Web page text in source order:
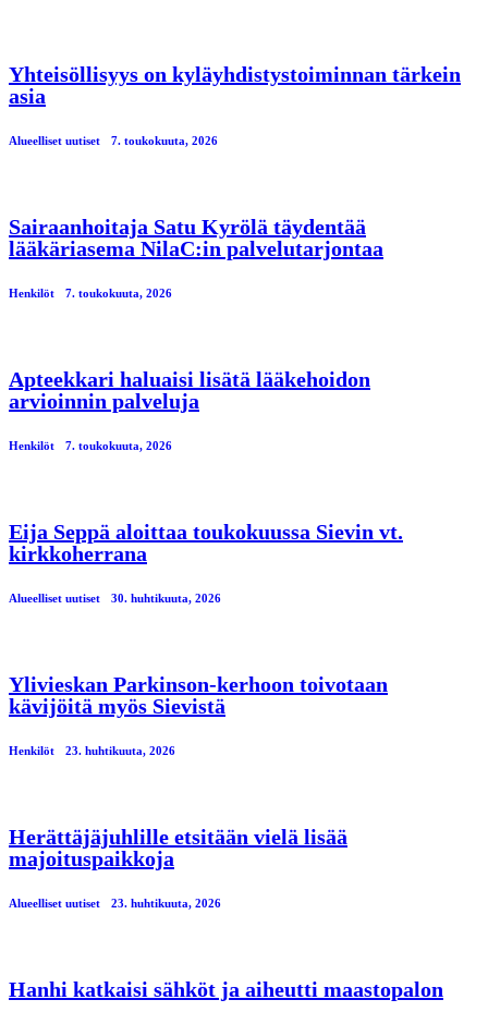
Yhteisöllisyys on kyläyhdistystoiminnan tärkein
asia
Alueelliset uutiset 7. toukokuuta, 2026
Sairaanhoitaja Satu Kyrölä täydentää
lääkäriasema NilaC:in palvelutarjontaa
Henkilöt 7. toukokuuta, 2026
Apteekkari haluaisi lisätä lääkehoidon
arvioinnin palveluja
Henkilöt 7. toukokuuta, 2026
Eija Seppä aloittaa toukokuussa Sievin vt.
kirkkoherrana
Alueelliset uutiset 30. huhtikuuta, 2026
Ylivieskan Parkinson-kerhoon toivotaan
kävijöitä myös Sievistä
Henkilöt 23. huhtikuuta, 2026
Herättäjäjuhlille etsitään vielä lisää
majoituspaikkoja
Alueelliset uutiset 23. huhtikuuta, 2026
Hanhi katkaisi sähköt ja aiheutti maastopalon